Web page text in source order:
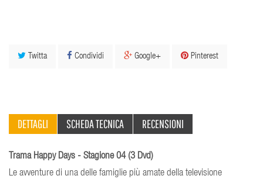
Twitta Condividi Google+ Pinterest
DETTAGLI SCHEDA TECNICA RECENSIONI
Trama Happy Days - Stagione 04 (3 Dvd)
Le avventure di una delle famiglie più amate della televisione